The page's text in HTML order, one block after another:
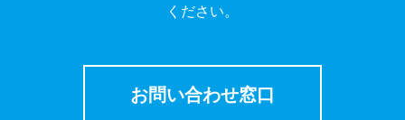
ください。
お問い合わせ窓口